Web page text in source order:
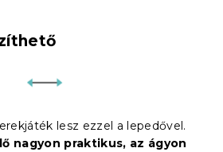
lesz ezzel a lepedővel.
nagyon praktikus, az ágyon